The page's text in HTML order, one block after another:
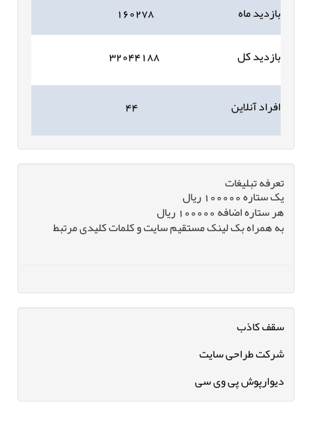
بازدید ماه
۱۶۰۲۷۸
بازدید کل
۳۲۰۴۴۱۸۸
افراد آنلاین ۴۴
تعرفه تبلیغات
یک ستاره 100000 ریال
هر ستاره اضافه 100000 ریال
به همراه بک لینک مستقیم سایت و کلمات کلیدی مرتبط
سقف کاذب
شرکت طراحی سایت
دیوارپوش پی وی سی